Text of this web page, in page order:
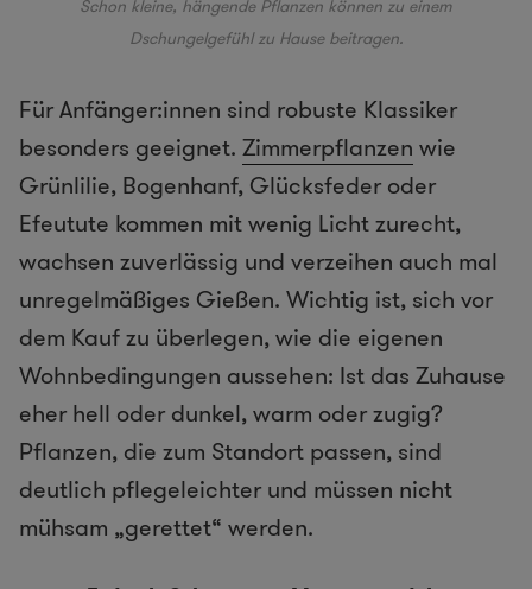
Schon kleine, hängende Pflanzen können zu einem
Dschungelgefühl zu Hause beitragen.
Für Anfänger:innen sind robuste Klassiker
besonders geeignet. Zimmerpflanzen wie
Grünlilie, Bogenhanf, Glücksfeder oder
Efeutute kommen mit wenig Licht zurecht,
wachsen zuverlässig und verzeihen auch mal
unregelmäßiges Gießen. Wichtig ist, sich vor
dem Kauf zu überlegen, wie die eigenen
Wohnbedingungen aussehen: Ist das Zuhause
eher hell oder dunkel, warm oder zugig?
Pflanzen, die zum Standort passen, sind
deutlich pflegeleichter und müssen nicht
mühsam „gerettet“ werden.